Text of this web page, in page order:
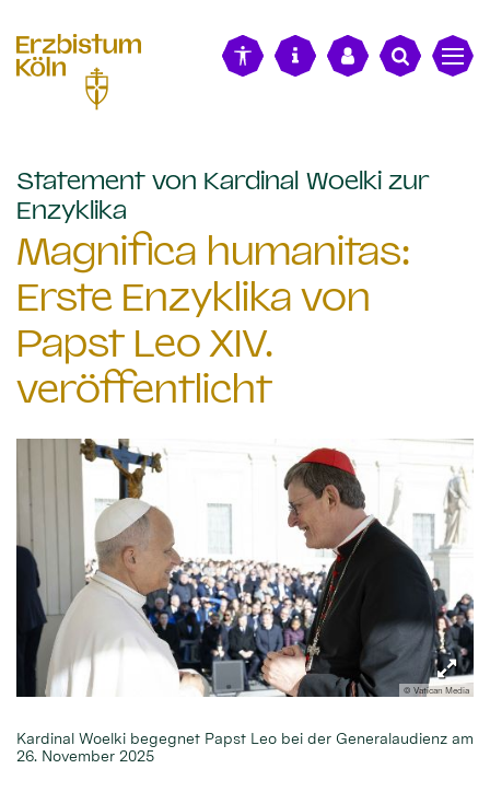
Statement von Kardinal Woelki zur
Enzyklika
Magnifica humanitas:
Erste Enzyklika von
Papst Leo XIV.
veröffentlicht
© Vatican Media
Kardinal Woelki begegnet Papst Leo bei der Generalaudienz am
26. November 2025